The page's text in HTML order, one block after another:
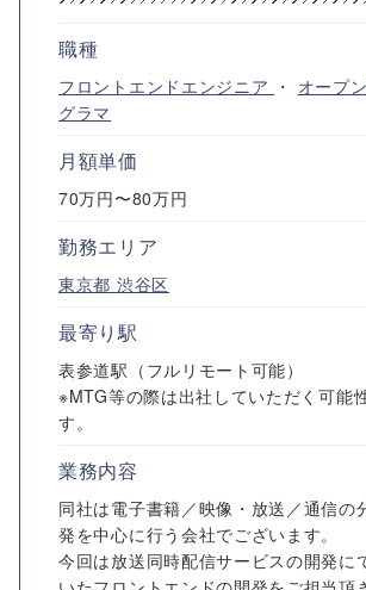
職種
フロントエンドエンジニア ・ オープ
グラマ
月額単価
70万円〜80万円
勤務エリア
東京都 渋谷区
最寄り駅
表参道駅（フルリモート可能）
※MTG等の際は出社していただく可能
す。
業務内容
同社は電子書籍／映像・放送／通信の
発を中心に行う会社でございます。
今回は放送同時配信サービスの開発に